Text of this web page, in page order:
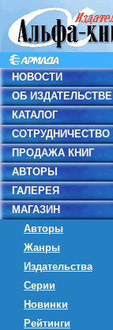
НОВОСТИ
ОБ ИЗДАТЕЛЬСТВЕ
КАТАЛОГ
СОТРУДНИЧЕСТВО
ПРОДАЖА КНИГ
АВТОРЫ
ГАЛЕРЕЯ
МАГАЗИН
Авторы
Жанры
Издательства
Серии
Новинки
Рейтинги